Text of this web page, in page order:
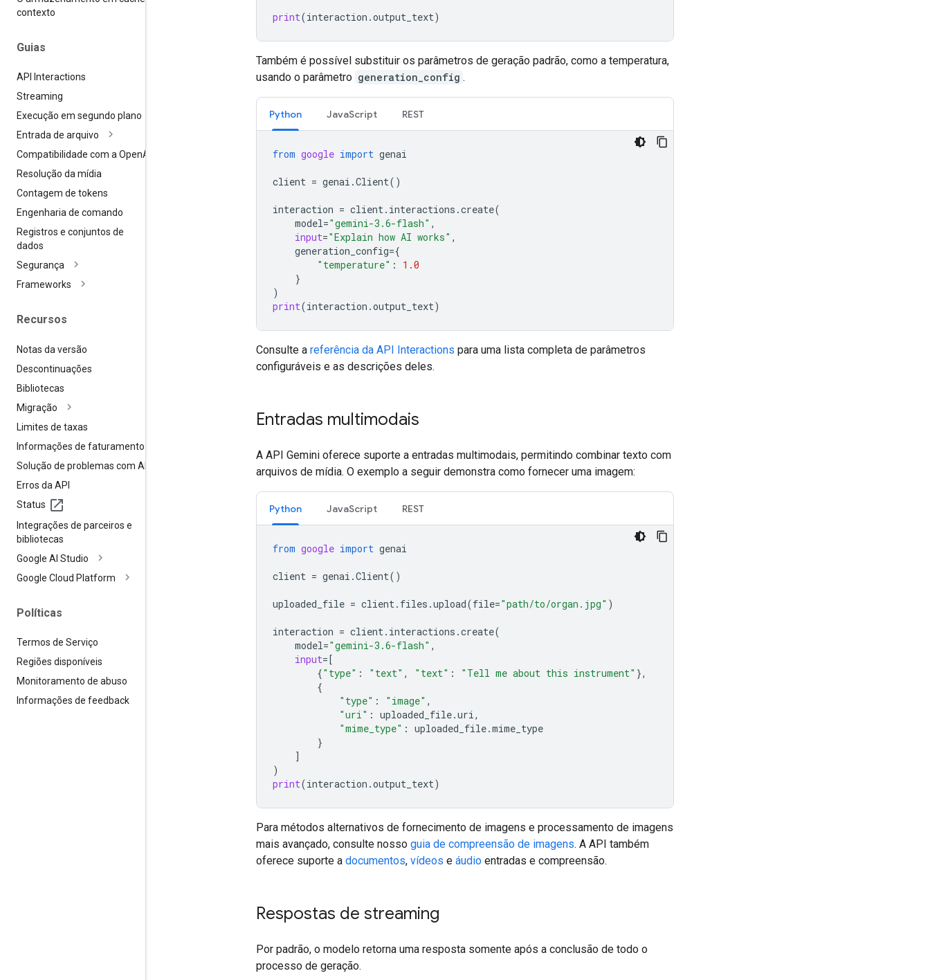
contexto
Guias
API Interactions
Streaming
Execução em segundo plano
Entrada de arquivo
Compatibilidade com a OpenAI
Resolução da mídia
Contagem de tokens
Engenharia de comando
Registros e conjuntos de
dados
Segurança
Frameworks
Recursos
Notas da versão
Descontinuações
Bibliotecas
Migração
Limites de taxas
Informações de faturamento
Solução de problemas com APIs
Erros da API
Status
Integrações de parceiros e
bibliotecas
Google AI Studio
Google Cloud Platform
Políticas
Termos de Serviço
Regiões disponíveis
Monitoramento de abuso
Informações de feedback
print(interaction .output_text)
Também é possível substituir os parâmetros de geração padrão, como a temperatura,
usando o parâmetro generation_config .
Python JavaScript REST
from google import genai
client = genai .Client()
interaction = client. interactions .create(
model="gemini-3.6-flash" ,
input="Explain how AI works" ,
generation_config={
"temperature" :
1.0
}
)
print(interaction .output_text)
Consulte a referência da API Interactions para uma lista completa de parâmetros
configuráveis e as descrições deles.
Entradas multimodais
A API Gemini oferece suporte a entradas multimodais, permitindo combinar texto com
arquivos de mídia. O exemplo a seguir demonstra como fornecer uma imagem:
Python JavaScript REST
from google import genai
client = genai .Client()
uploaded_file = client. files .upload(file="path/to/organ.jpg" )
interaction = client. interactions .create(
model="gemini-3.6-flash" ,
input=[
{"type" : "text" , "text" : "Tell me about this instrument" },
{
"type" : "image" ,
"uri" : uploaded_file.uri,
"mime_type" : uploaded_file.mime_type
}
]
)
print(interaction .output_text)
Para métodos alternativos de fornecimento de imagens e processamento de imagens
mais avançado, consulte nosso guia de compreensão de imagens. A API também
oferece suporte a documentos, vídeos e áudio entradas e compreensão.
Respostas de streaming
Por padrão, o modelo retorna uma resposta somente após a conclusão de todo o
processo de geração.